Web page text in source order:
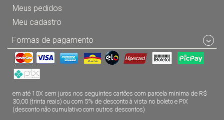
Meus pedidos
Meu cadastro
Formas de pagamento
em até 10X sem juros nos seguintes cartões com parcela mínima de R$
30,00 (trinta reais) ou com 5% de desconto à vista no boleto e PIX
(desconto não cumulativo com outros descontos)